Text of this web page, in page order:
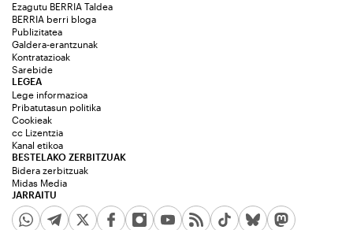
Ezagutu BERRIA Taldea
BERRIA berri bloga
Publizitatea
Galdera-erantzunak
Kontratazioak
Sarebide
JARRAITU
LEGEA
Lege informazioa
Pribatutasun politika
Cookieak
cc Lizentzia
Kanal etikoa
BESTELAKO ZERBITZUAK
Bidera zerbitzuak
Midas Media